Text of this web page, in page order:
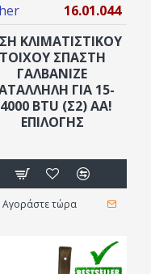
16.01.044
ΚΛΙΜΑΤΙΣΤΙΚΟΥ
ΤΟΙΧΟΥ ΣΠΑΣΤΗ
ΓΑΛΒΑΝΙΖΕ
ΓΙΑ 15-
BTU (Σ2) AA!
ΕΠΙΛΟΓΗΣ
Αγοράστε τώρα